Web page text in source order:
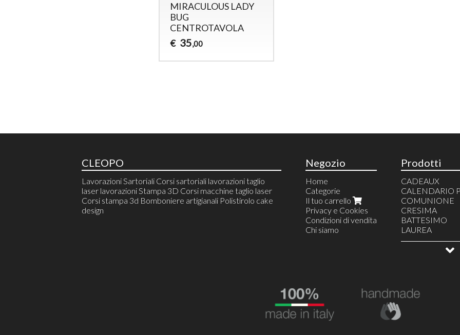
MIRACULOUS LADY
BUG
CENTROTAVOLA
€ 35,00
CLEOPO
Lavorazioni Sartoriali Corsi sartoriali lavorazioni taglio
laser lavorazioni Stampa 3D Corsi macchine taglio laser
Corsi stampa 3d Bomboniere artigianali Polistirolo cake
design
Negozio
Home
Categorie
Il tuo carrello
Privacy e Cookies
Condizioni di vendita
Chi siamo
Prodotti
CADEAUX
CALENDARIO
COMUNIONE
CRESIMA
BATTESIMO
LAUREA
ALLESTIMENTI
PARTY A TEMA